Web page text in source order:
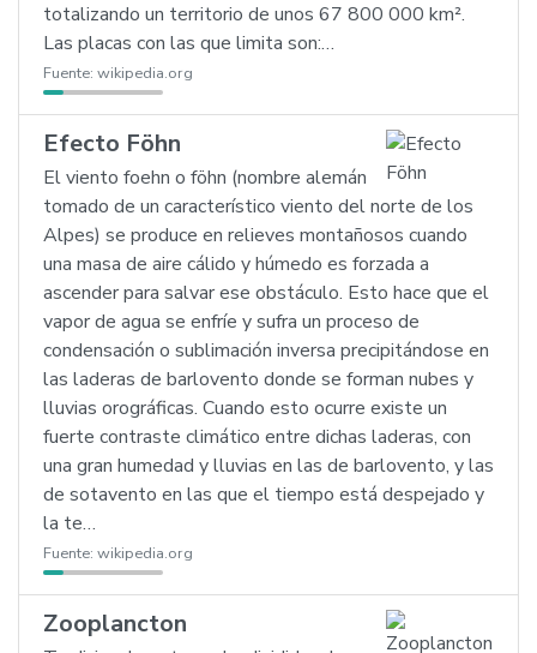
totalizando un territorio de unos 67 800 000 km².
Las placas con las que limita son:…
Fuente: wikipedia.org
Efecto Föhn
El viento foehn o föhn (nombre alemán
tomado de un característico viento del norte de los
Alpes) se produce en relieves montañosos cuando
una masa de aire cálido y húmedo es forzada a
ascender para salvar ese obstáculo. Esto hace que el
vapor de agua se enfríe y sufra un proceso de
condensación o sublimación inversa precipitándose en
las laderas de barlovento donde se forman nubes y
lluvias orográficas. Cuando esto ocurre existe un
fuerte contraste climático entre dichas laderas, con
una gran humedad y lluvias en las de barlovento, y las
de sotavento en las que el tiempo está despejado y
la te…
Fuente: wikipedia.org
Zooplancton